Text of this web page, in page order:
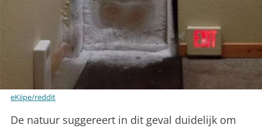
eKiipe/reddit
De natuur suggereert in dit geval duidelijk om